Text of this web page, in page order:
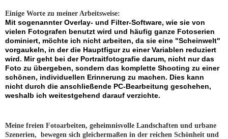
Einige Worte zu meiner Arbeitsweise:
Mit sogenannter Overlay- und Filter-Software, wie sie von
vielen Fotografen benutzt wird und häufig ganze Fotoserien
dominiert, möchte ich nicht arbeiten, da sie eine "Scheinwelt"
vorgaukeln, in der die Hauptfigur zu einer Variablen reduziert
wird. Mir geht bei der Portraitfotografie darum, nicht nur das
Foto zu übergeben, sondern das komplette Shooting zu einer
schönen, individuellen Erinnerung zu machen. Dies kann
nicht durch die anschließende PC-Bearbeitung geschehen,
weshalb ich weitestgehend darauf verzichte.
Meine freien Fotoarbeiten, geheimnisvolle Landschaften und urbane
Szenerien, bewegen sich gleichermaßen in der reichen Schönheit und